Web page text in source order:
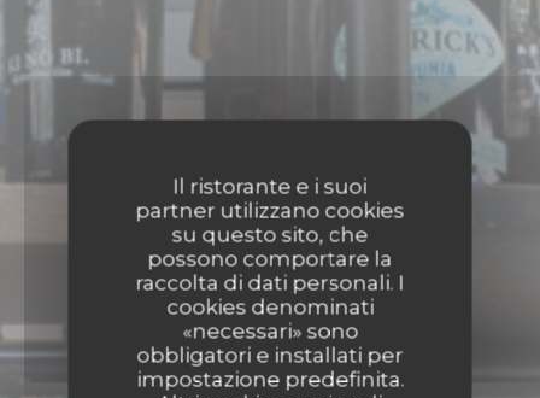
Il ristorante e i suoi
partner utilizzano cookies
su questo sito, che
possono comportare la
raccolta di dati personali. I
cookies denominati
«necessari» sono
obbligatori e installati per
impostazione predefinita.